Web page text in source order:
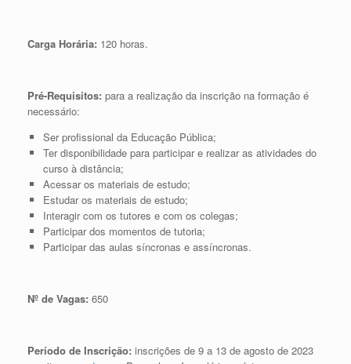
Carga Horária: 120 horas.
Pré-Requisitos: para a realização da inscrição na formação é
necessário:
Ser profissional da Educação Pública;
Ter disponibilidade para participar e realizar as atividades do
curso à distância;
Acessar os materiais de estudo;
Estudar os materiais de estudo;
Interagir com os tutores e com os colegas;
Participar dos momentos de tutoria;
Participar das aulas síncronas e assíncronas.
Nº de Vagas: 650
Período de Inscrição: inscrições de 9 a 13 de agosto de 2023